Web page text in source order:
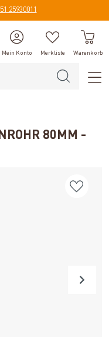
25930011
Mein Konto Merkliste Warenkorb
80MM -